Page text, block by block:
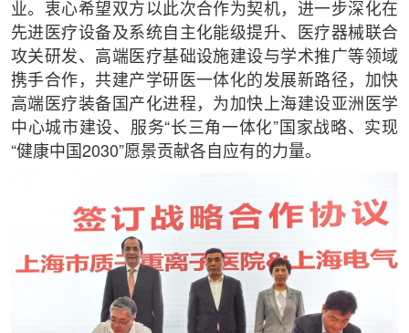
业。衷心希望双方以此次合作为契机，进一步深化在
先进医疗设备及系统自主化能级提升、医疗器械联合
攻关研发、高端医疗基础设施建设与学术推广等领域
携手合作，共建产学研医一体化的发展新路径，加快
高端医疗装备国产化进程，为加快上海建设亚洲医学
中心城市建设、服务“长三角一体化”国家战略、实现
“健康中国2030”愿景贡献各自应有的力量。